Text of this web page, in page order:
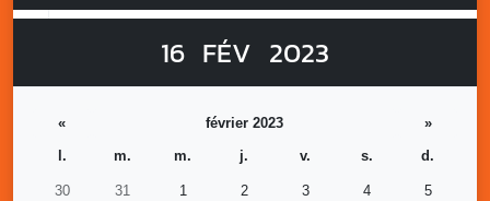
16 FÉV 2023
« février 2023
»
l.
m. m. j. v. s. d.
30 31 1 2 3 4 5